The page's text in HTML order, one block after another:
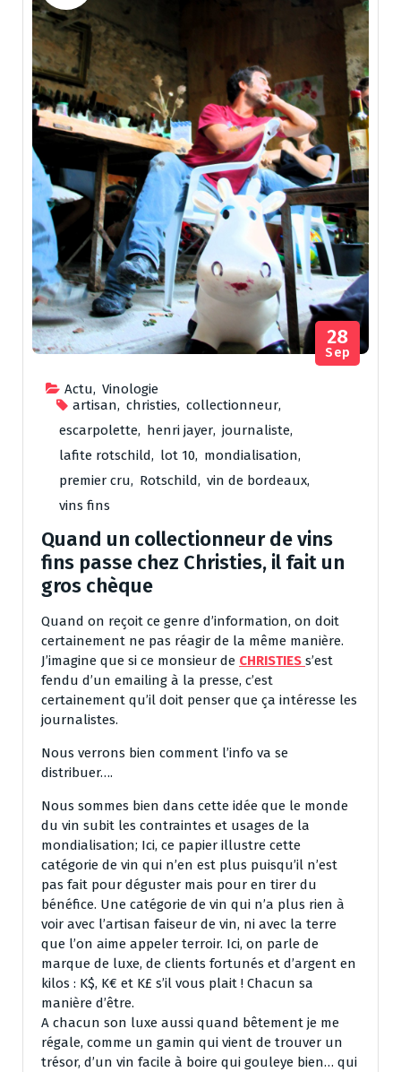
Actu, Vinologie
artisan, christies, collectionneur,
escarpolette, henri jayer, journaliste,
lafite rotschild, lot 10, mondialisation,
premier cru, Rotschild, vin de bordeaux,
vins fins
28
Sep
Quand un collectionneur de vins
fins passe chez Christies, il fait un
gros chèque
Quand on reçoit ce genre d’information, on doit
certainement ne pas réagir de la même manière.
J’imagine que si ce monsieur de CHRISTIES s’est
fendu d’un emailing à la presse, c’est
certainement qu’il doit penser que ça intéresse les
journalistes.
Nous verrons bien comment l’info va se
distribuer….
Nous sommes bien dans cette idée que le monde
du vin subit les contraintes et usages de la
mondialisation; Ici, ce papier illustre cette
catégorie de vin qui n’en est plus puisqu’il n’est
pas fait pour déguster mais pour en tirer du
bénéfice. Une catégorie de vin qui n’a plus rien à
voir avec l’artisan faiseur de vin, ni avec la terre
que l’on aime appeler terroir. Ici, on parle de
marque de luxe, de clients fortunés et d’argent en
kilos : K$, K€ et K£ s’il vous plait ! Chacun sa
manière d’être.
A chacun son luxe aussi quand bêtement je me
régale, comme un gamin qui vient de trouver un
trésor, d’un vin facile à boire qui gouleye bien… qui